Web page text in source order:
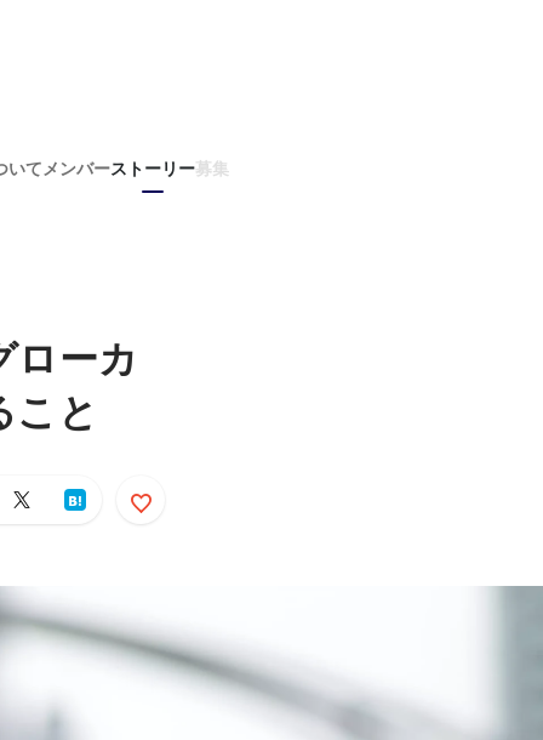
いて メンバーストーリー募集
ローカ
と